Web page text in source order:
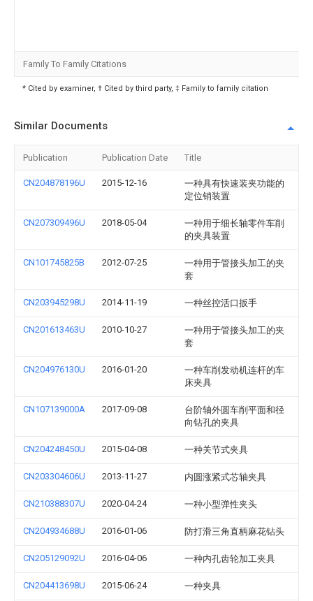
Family To Family Citations
* Cited by examiner, † Cited by third party, ‡ Family to family citation
Similar Documents
Publication Publication Date Title
CN204878196U 2015-12-16
一种具有快速装夹功能的
定位销装置
CN207309496U 2018-05-04
一种用于细长轴零件车削
的夹具装置
CN101745825B 2012-07-25
一种用于管接头加工的夹
套
CN203945298U 2014-11-19 一种丝控活口扳手
CN201613463U 2010-10-27
一种用于管接头加工的夹
套
CN204976130U 2016-01-20
一种车削发动机连杆的车
床夹具
CN107139000A 2017-09-08
台阶轴外圆车削平面和径
向钻孔的夹具
CN204248450U 2015-04-08 一种关节式夹具
CN203304606U 2013-11-27 内圆涨紧式芯轴夹具
CN210388307U 2020-04-24 一种小型弹性夹头
CN204934688U 2016-01-06 防打滑三角直柄麻花钻头
CN205129092U 2016-04-06 一种内孔齿轮加工夹具
CN204413698U 2015-06-24 一种夹具